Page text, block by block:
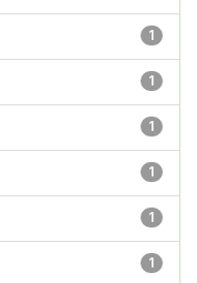
1
1
1
1
1
1